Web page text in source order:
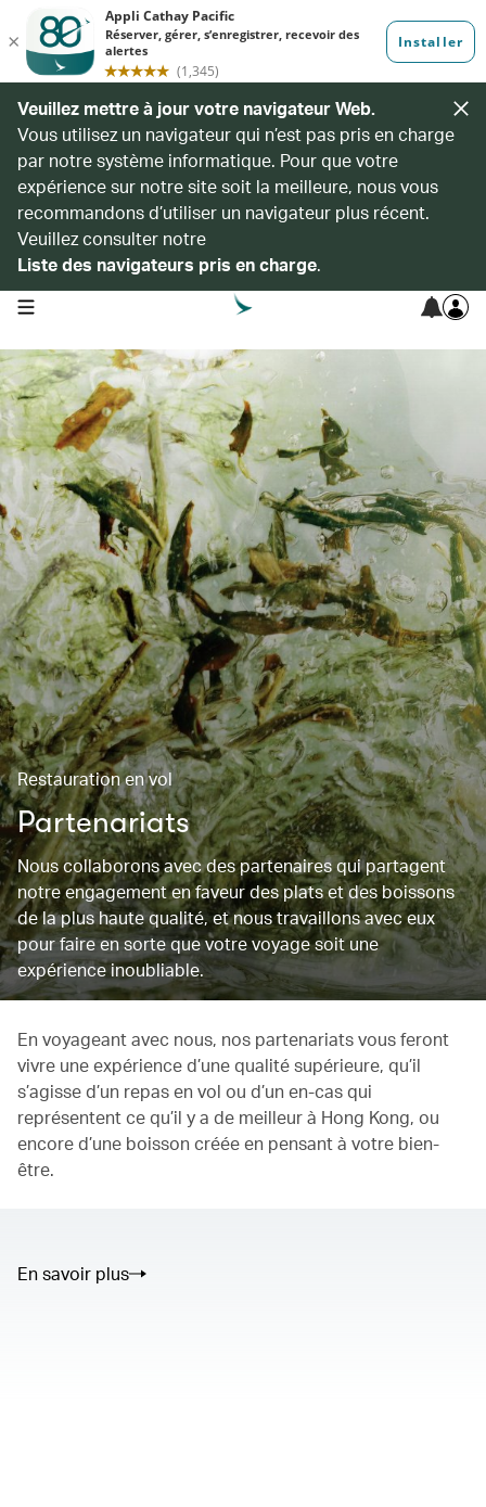
Veuillez mettre à jour votre navigateur Web.
Vous utilisez un navigateur qui n’est pas pris en charge
par notre système informatique. Pour que votre
expérience sur notre site soit la meilleure, nous vous
recommandons d’utiliser un navigateur plus récent.
Veuillez consulter notre
Liste des navigateurs pris en charge.
open navigation menu
Restauration en vol
Partenariats
Nous collaborons avec des partenaires qui partagent
notre engagement en faveur des plats et des boissons
de la plus haute qualité, et nous travaillons avec eux
pour faire en sorte que votre voyage soit une
expérience inoubliable.
En voyageant avec nous, nos partenariats vous feront
vivre une expérience d’une qualité supérieure, qu’il
s’agisse d’un repas en vol ou d’un en-cas qui
représentent ce qu’il y a de meilleur à Hong Kong, ou
encore d’une boisson créée en pensant à votre bien-
être.
En savoir plus